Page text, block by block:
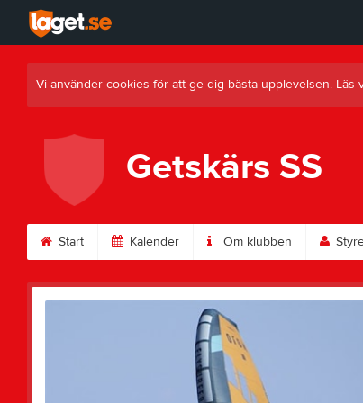
Vi använder cookies för att ge dig bästa upplevelsen. Läs
Getskärs SS
Start Kalender Om klubben